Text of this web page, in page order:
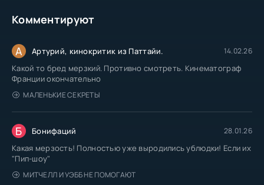
Комментируют
А Артурий, кинокритик из Паттайи. 14.02.26
Какой то бред мерзкий. Противно смотреть. Кинематограф
Франции окончательно
МАЛЕНЬКИЕ СЕКРЕТЫ
Б Бонифаций 28.01.26
Какая мерзость! Полностью уже выродились ублюдки! Если их
"Пип-шоу"
МИТЧЕЛЛ И УЭББ НЕ ПОМОГАЮТ